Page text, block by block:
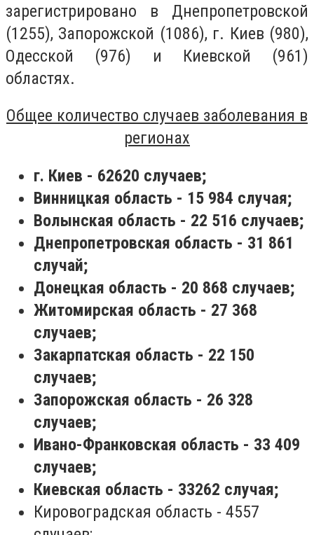
зарегистрировано в Днепропетровской
(1255), Запорожской (1086), г. Киев (980),
Одесской (976) и Киевской (961)
областях.
Общее количество случаев заболевания в
регионах
г. Киев - 62620 случаев;
Винницкая область - 15 984 случая;
Волынская область - 22 516 случаев;
Днепропетровская область - 31 861
случай;
Донецкая область - 20 868 случаев;
Житомирская область - 27 368
случаев;
Закарпатская область - 22 150
случаев;
Запорожская область - 26 328
случаев;
Ивано-Франковская область - 33 409
случаев;
Киевская область - 33262 случая;
Кировоградская область - 4557